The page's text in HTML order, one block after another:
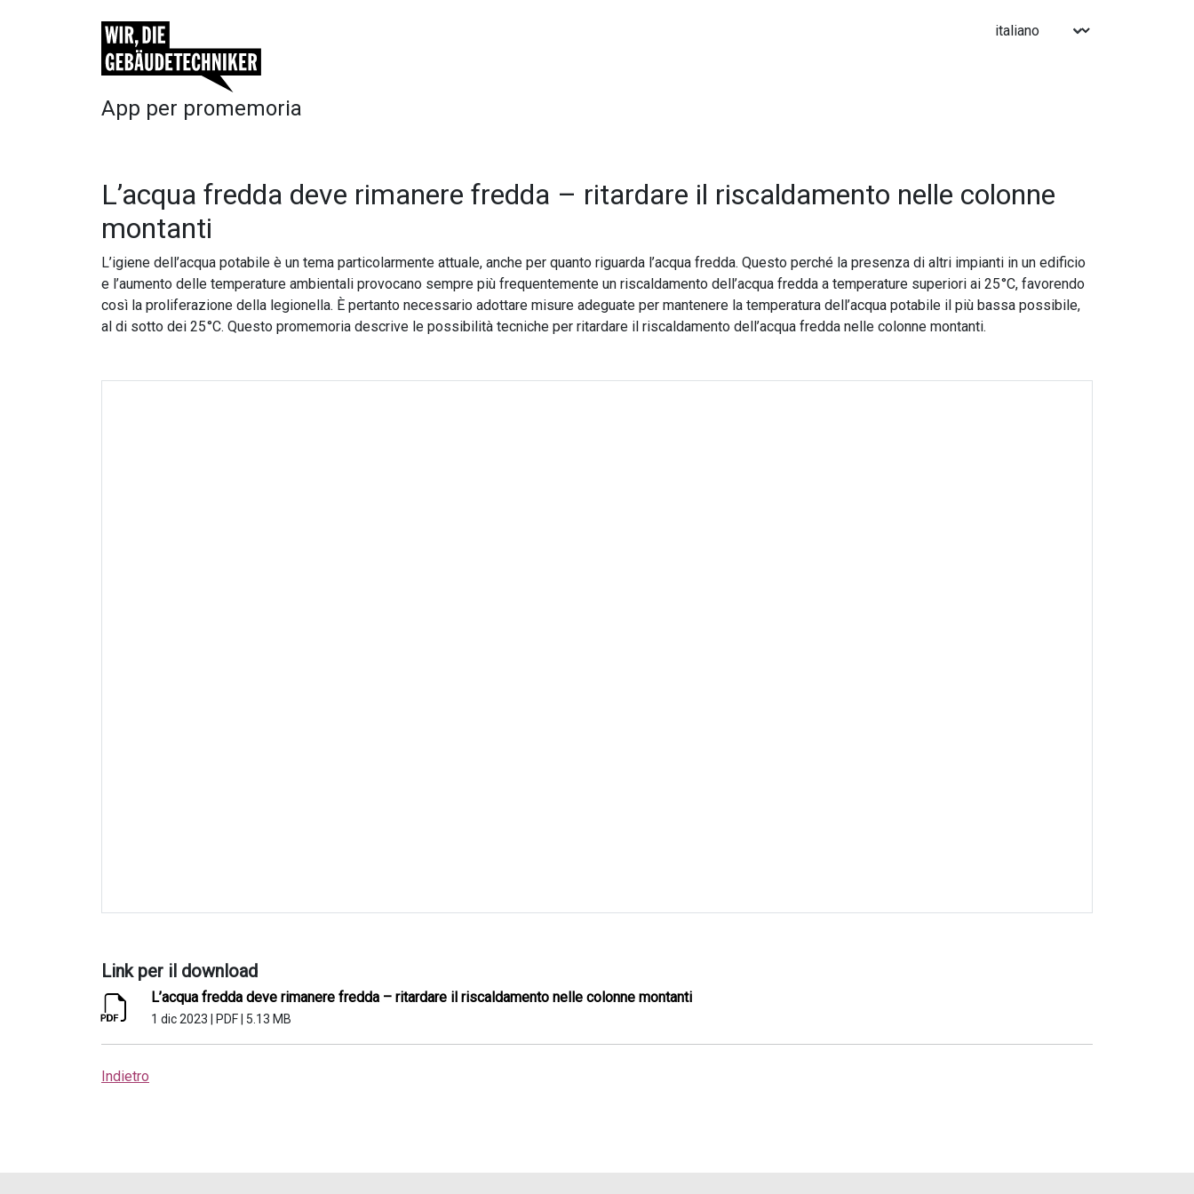
App per promemoria
L’acqua fredda deve rimanere fredda – ritardare il riscaldamento nelle colonne
montanti
L’igiene dell’acqua potabile è un tema particolarmente attuale, anche per quanto riguarda l’acqua fredda. Questo perché la presenza di altri impianti in un edificio
e l’aumento delle temperature ambientali provocano sempre più frequentemente un riscaldamento dell’acqua fredda a temperature superiori ai 25 °C, favorendo
così la proliferazione della legionella. È pertanto necessario adottare misure adeguate per mantenere la temperatura dell’acqua potabile il più bassa possibile,
al di sotto dei 25 °C. Questo promemoria descrive le possibilità tecniche per ritardare il riscaldamento dell’acqua fredda nelle colonne montanti.
Link per il download
L’acqua fredda deve rimanere fredda – ritardare il riscaldamento nelle colonne montanti
1 dic 2023 PDF 5.13 MB
Indietro